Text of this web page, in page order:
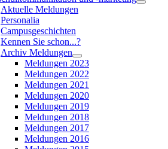
Aktuelle Meldungen
Personalia
Campusgeschichten
Kennen Sie schon...?
Archiv Meldungen
Meldungen 2023
Meldungen 2022
Meldungen 2021
Meldungen 2020
Meldungen 2019
Meldungen 2018
Meldungen 2017
Meldungen 2016